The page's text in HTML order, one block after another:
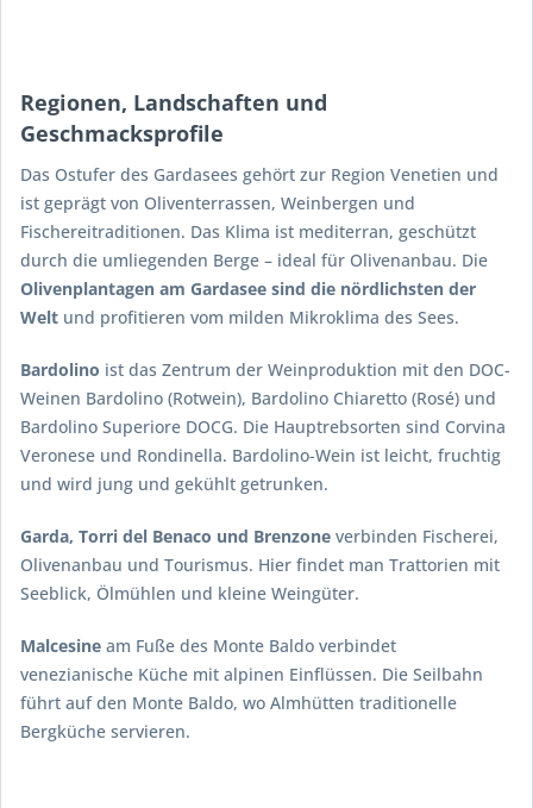
Regionen, Landschaften und
Geschmacksprofile
Das Ostufer des Gardasees gehört zur Region Venetien und
ist geprägt von Oliventerrassen, Weinbergen und
Fischereitraditionen. Das Klima ist mediterran, geschützt
durch die umliegenden Berge – ideal für Olivenanbau. Die
Olivenplantagen am Gardasee sind die nördlichsten der
Welt und profitieren vom milden Mikroklima des Sees.
Bardolino ist das Zentrum der Weinproduktion mit den DOC-
Weinen Bardolino (Rotwein), Bardolino Chiaretto (Rosé) und
Bardolino Superiore DOCG. Die Hauptrebsorten sind Corvina
Veronese und Rondinella. Bardolino-Wein ist leicht, fruchtig
und wird jung und gekühlt getrunken.
Garda, Torri del Benaco und Brenzone verbinden Fischerei,
Olivenanbau und Tourismus. Hier findet man Trattorien mit
Seeblick, Ölmühlen und kleine Weingüter.
Malcesine am Fuße des Monte Baldo verbindet
venezianische Küche mit alpinen Einflüssen. Die Seilbahn
führt auf den Monte Baldo, wo Almhütten traditionelle
Bergküche servieren.